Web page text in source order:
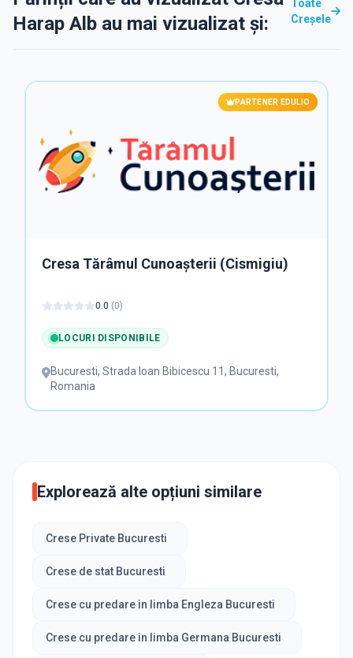
Harap Alb au mai vizualizat și:
Toate
Creșele
PARTENER EDULIO
Cresa Tărâmul Cunoașterii (Cismigiu)
0.0 (0)
LOCURI DISPONIBILE
Bucuresti, Strada Ioan Bibicescu 11, Bucuresti,
Romania
Explorează alte opțiuni similare
Crese Private Bucuresti
Crese de stat Bucuresti
Crese cu predare in limba Engleza Bucuresti
Crese cu predare in limba Germana Bucuresti